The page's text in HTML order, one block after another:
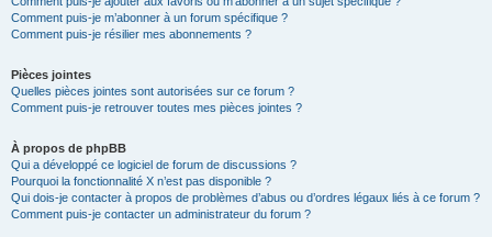
Comment puis-je m’abonner à un forum spécifique ?
Comment puis-je résilier mes abonnements ?
Pièces jointes
Quelles pièces jointes sont autorisées sur ce forum ?
Comment puis-je retrouver toutes mes pièces jointes ?
À propos de phpBB
Qui a développé ce logiciel de forum de discussions ?
Pourquoi la fonctionnalité X n’est pas disponible ?
Qui dois-je contacter à propos de problèmes d’abus ou d’ordres légaux liés à ce forum ?
Comment puis-je contacter un administrateur du forum ?